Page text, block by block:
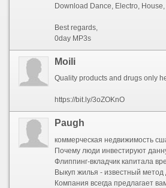
Download Dance, Electro, House,
Best regards,
0day MP3s
Moili
Quality products and drugs only
https://bit.ly/3oZOKnO
Paugh
коммерческая недвижимость
Почему люди инвестируют данную сферу ? Одна из них, почему некоторые любят флиппинг, - это конечно шанс получения выгоды. Если собственность
Флиппинг-вкладчик капитала время от времени покупает дома, а потом реализовывает их с намерением извлечения выгоды. С тем чтобы жилплощадь числилось активом, его надлежит приобретать с
Выкуп жилья - известный метод долгосрочного инвестирования, так же - если вы абсолютно всё
Компания всегда предлагает вам лично соучастие в данном деле. Флиппинг на данный момент это не просто